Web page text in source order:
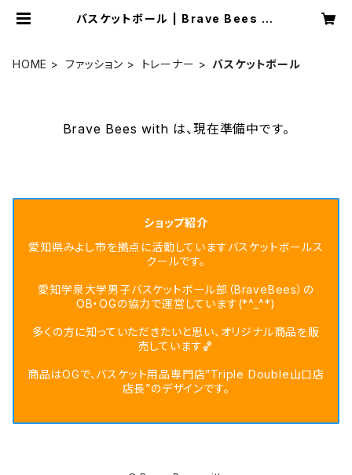
バスケットボール | Brave Bees wi
HOME ファッション トレーナー バスケットボール
Brave Bees with は、現在準備中です。
ショップ紹介
愛知県みよし市を拠点に活動していますバスケットボールス
クールです。
愛知学泉大学男子バスケットボール部（BraveBees）の
OB・OGの協力で運営しています(*^_^*)
多くの方に知っていただきたいと思い、オリジナル商品を販
売しています🏀
商品はOGで、バスケット用品専門店”Triple Double山口店
店長”のデザインです。